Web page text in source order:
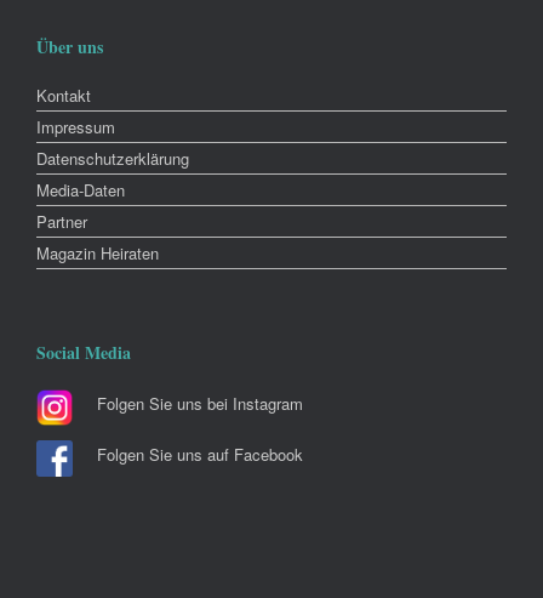
Über uns
Kontakt
Impressum
Datenschutzerklärung
Media-Daten
Partner
Magazin Heiraten
Social Media
Folgen Sie uns bei Instagram
Folgen Sie uns auf Facebook